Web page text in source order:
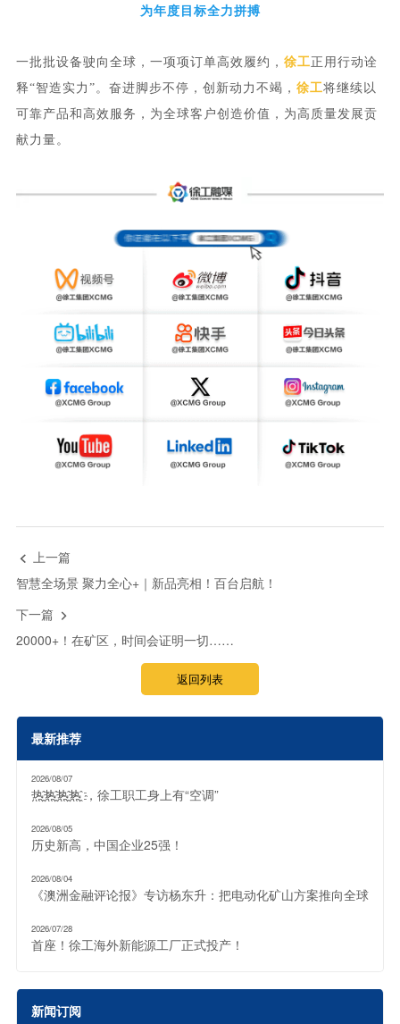
为年度目标全力拼搏
一批批设备驶向全球，一项项订单高效履约， 徐工正用行动诠
释“智造实力”。奋进脚步不停，创新动力不竭， 徐工将继续以
可靠产品和高效服务，为全球客户创造价值，为高质量发展贡
献力量。
 上一篇
智慧全场景 聚力全心+｜新品亮相！百台启航！
下一篇

20000+！在矿区，时间会证明一切……
返回列表
最新推荐
2026/08/07
热҈热҈热҈热҈ ，徐工职工身上有“空调”
2026/08/05
历史新高，中国企业25强！
2026/08/04
《澳洲金融评论报》专访杨东升：把电动化矿山方案推向全球
2026/07/28
首座！徐工海外新能源工厂正式投产！
新闻订阅